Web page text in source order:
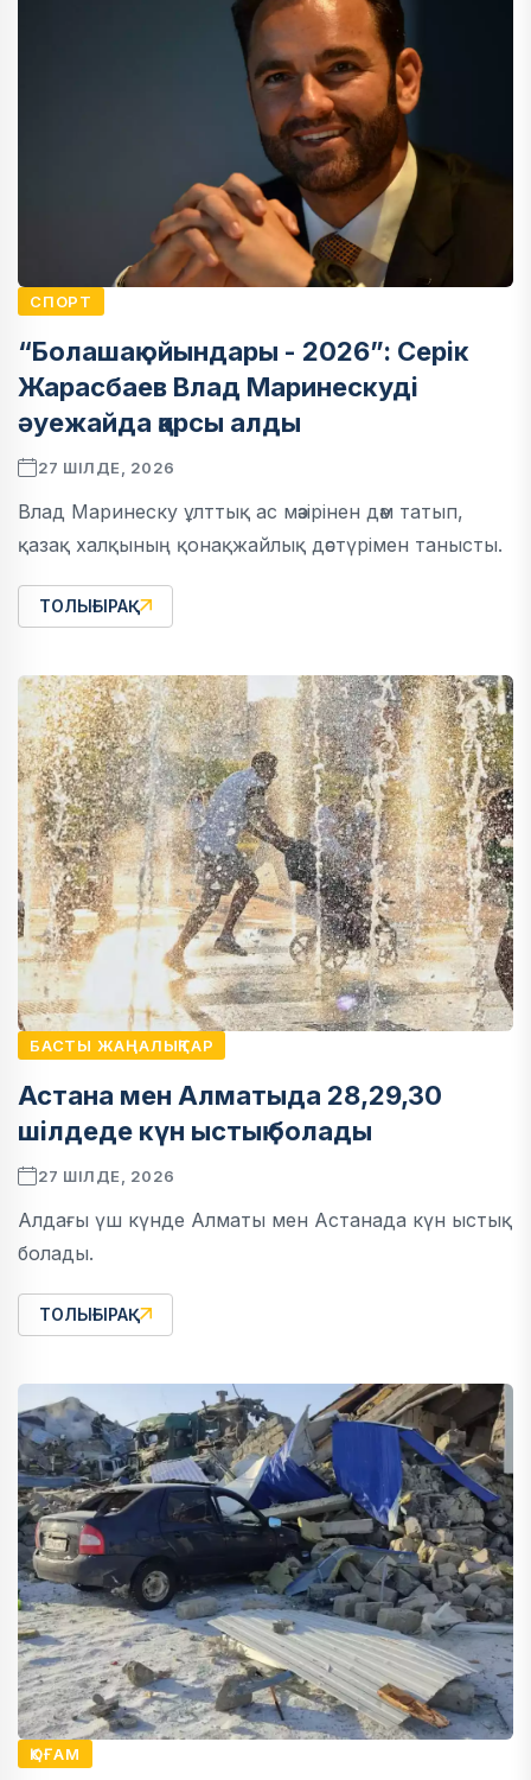
СПОРТ
“Болашақ ойындары - 2026”: Серік
Жарасбаев Влад Маринескуді
әуежайда қарсы алды
27 ШІЛДЕ, 2026
Влад Маринеску ұлттық ас мәзірінен дәм татып,
қазақ халқының қонақжайлық дәстүрімен танысты.
ТОЛЫҒЫРАҚ
БАСТЫ ЖАҢАЛЫҚТАР
Астана мен Алматыда 28,29,30
шілдеде күн ыстық болады
27 ШІЛДЕ, 2026
Алдағы үш күнде Алматы мен Астанада күн ыстық
болады.
ТОЛЫҒЫРАҚ
ҚОҒАМ